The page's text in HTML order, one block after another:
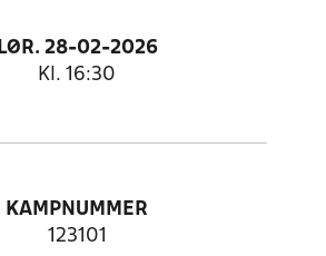
LØR. 28-02-2026
Kl. 16:30
KAMPNUMMER
123101